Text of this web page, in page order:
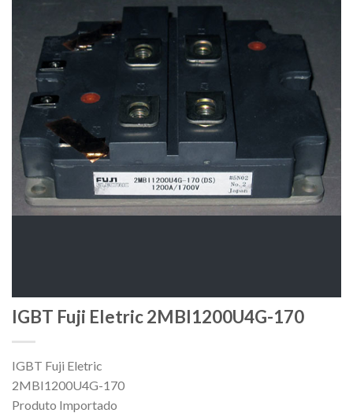
IGBT Fuji Eletric 2MBI1200U4G-170
IGBT Fuji Eletric
2MBI1200U4G-170
Produto Importado